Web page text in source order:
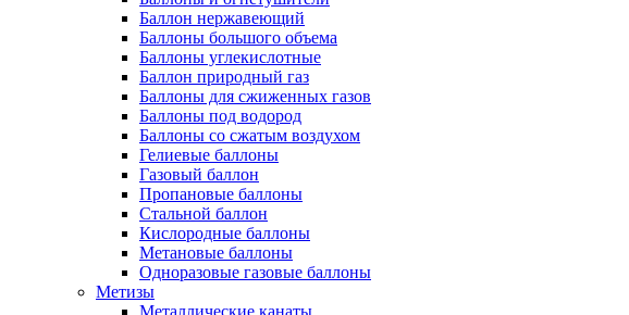
Баллон нержавеющий
Баллоны большого объема
Баллоны углекислотные
Баллон природный газ
Баллоны для сжиженных газов
Баллоны под водород
Баллоны со сжатым воздухом
Гелиевые баллоны
Газовый баллон
Пропановые баллоны
Стальной баллон
Кислородные баллоны
Метановые баллоны
Одноразовые газовые баллоны
Метизы
Металлические канаты